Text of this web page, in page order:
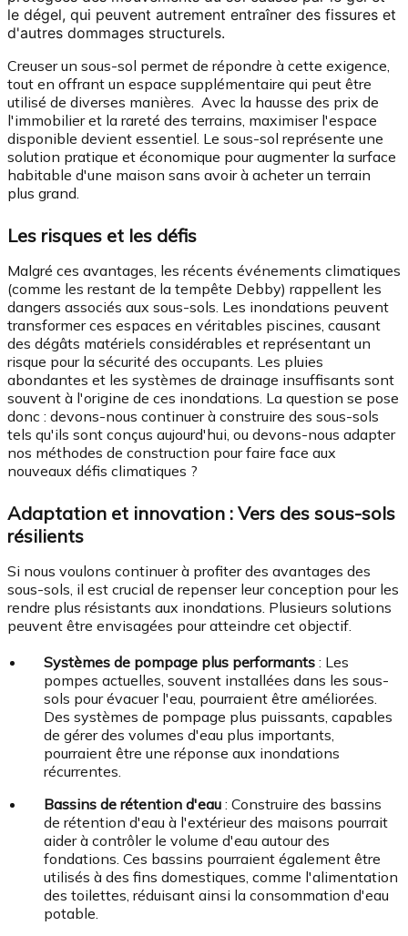
le dégel, qui peuvent autrement entraîner des fissures et
d'autres dommages structurels.
Creuser un sous-sol permet de répondre à cette exigence,
tout en offrant un espace supplémentaire qui peut être
utilisé de diverses manières. Avec la hausse des prix de
l'immobilier et la rareté des terrains, maximiser l'espace
disponible devient essentiel. Le sous-sol représente une
solution pratique et économique pour augmenter la surface
habitable d'une maison sans avoir à acheter un terrain
plus grand.
Les risques et les défis
Malgré ces avantages, les récents événements climatiques
(comme les restant de la tempête Debby) rappellent les
dangers associés aux sous-sols. Les inondations peuvent
transformer ces espaces en véritables piscines, causant
des dégâts matériels considérables et représentant un
risque pour la sécurité des occupants. Les pluies
abondantes et les systèmes de drainage insuffisants sont
souvent à l'origine de ces inondations. La question se pose
donc : devons-nous continuer à construire des sous-sols
tels qu'ils sont conçus aujourd'hui, ou devons-nous adapter
nos méthodes de construction pour faire face aux
nouveaux défis climatiques ?
Adaptation et innovation : Vers des sous-sols
résilients
Si nous voulons continuer à profiter des avantages des
sous-sols, il est crucial de repenser leur conception pour les
rendre plus résistants aux inondations. Plusieurs solutions
peuvent être envisagées pour atteindre cet objectif.
Systèmes de pompage plus performants : Les
pompes actuelles, souvent installées dans les sous-
sols pour évacuer l'eau, pourraient être améliorées.
Des systèmes de pompage plus puissants, capables
de gérer des volumes d'eau plus importants,
pourraient être une réponse aux inondations
récurrentes.
Bassins de rétention d'eau : Construire des bassins
de rétention d'eau à l'extérieur des maisons pourrait
aider à contrôler le volume d'eau autour des
fondations. Ces bassins pourraient également être
utilisés à des fins domestiques, comme l'alimentation
des toilettes, réduisant ainsi la consommation d'eau
potable.